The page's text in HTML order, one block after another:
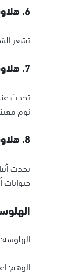
6. هلاوس الحضور
تشعر
7. هلاوس ما قبل الاستيقاظ
تحدث
نوم
8. هلاوس ما قبل النوم
الوهم: